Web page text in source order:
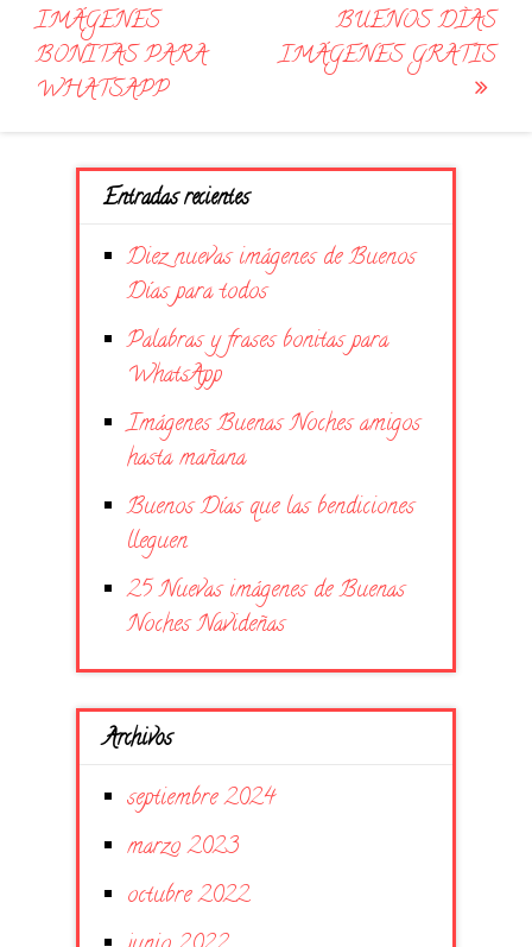
navigation
IMÁGENES
BONITAS PARA
WHATSAPP
BUENOS DÌAS
IMÁGENES GRATIS
Entradas recientes
Diez nuevas imágenes de Buenos
Días para todos
Palabras y frases bonitas para
WhatsApp
Imágenes Buenas Noches amigos
hasta mañana
Buenos Días que las bendiciones
lleguen
25 Nuevas imágenes de Buenas
Noches Navideñas
Archivos
septiembre 2024
marzo 2023
octubre 2022